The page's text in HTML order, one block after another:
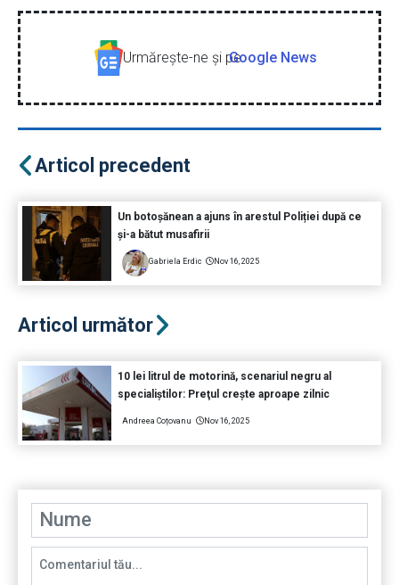
Urmăreşte-ne şi peGoogle News
Articol precedent
Un botoșănean a ajuns în arestul Poliției după ce
și-a bătut musafirii
Gabriela Erdic Nov 16, 2025
Articol următor
10 lei litrul de motorină, scenariul negru al
specialiştilor: Preţul creşte aproape zilnic
Andreea Coțovanu Nov 16, 2025